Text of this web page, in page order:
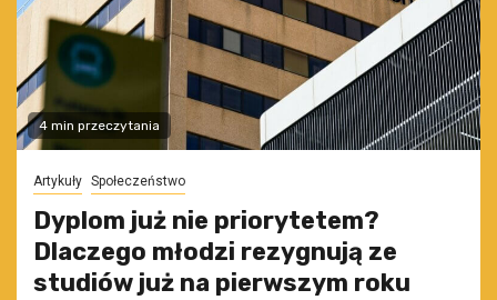
4 min przeczytania
Artykuły Społeczeństwo
Dyplom już nie priorytetem?
Dlaczego młodzi rezygnują ze
studiów już na pierwszym roku